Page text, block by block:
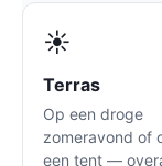
☀️
Terras
Op een droge
zomeravond of
een tent —